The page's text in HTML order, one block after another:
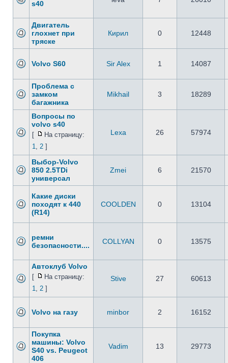
s40
Двигатель
глохнет при
тряске
Кирил 0 12448
Volvo S60 Sir Alex 1 14087
Проблема с
замком
багажника
Mikhail 3 18289
Вопросы по
volvo s40
[
На страницу:
1, 2 ]
Lexa 26 57974
Выбор-Volvo
850 2.5TDi
универсал
Zmei 6 21570
Какие диски
походят к 440
(R14)
COOLDEN 0 13104
ремни
безопасности....
COLLYAN 0 13575
Автоклуб Volvo
[
На страницу:
1, 2 ]
Stive 27 60613
Volvo на газу minbor 2 16152
Покупка
машины: Volvo
S40 vs. Peugeot
406
Vadim 13 29773